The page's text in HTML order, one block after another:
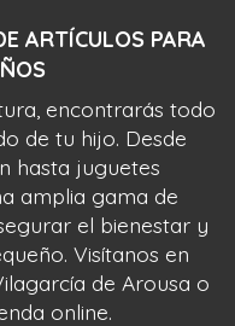
ARTÍCULOS PARA
encontrarás todo
de tu hijo. Desde
hasta juguetes
amplia gama de
el bienestar y
Visítanos en
de Arousa o
online.